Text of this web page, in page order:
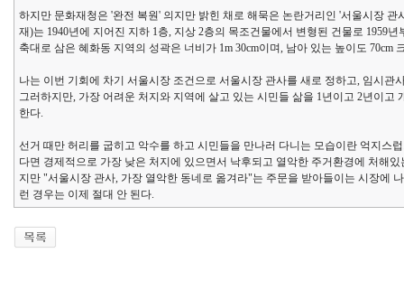
하지만 문화재청은 '완전 복원' 의지만 밝힌 채로 해묵은 논란거리인 '서울시장
재)는 1940년에 지어진 지하 1층, 지상 2층의 목조건물에서 변형된 건물로 1959
축대로 삼은 혜화동 지역의 성곽은 너비가 1m 30cm이며, 남아 있는 높이도 70cm
나는 이번 기회에 차기 서울시장 조건으로 서울시장 관사를 새로 정하고, 임시
그러하지만, 가장 어려운 처지와 지역에 살고 있는 시민들 삶을 1년이고 2년이
한다.
선거 때만 허리를 굽히고 악수를 하고 시민들을 만나러 다니는 모습이란 억지스
다면 경제적으로 가장 낮은 처지에 있으면서 낙후되고 열악한 주거환경에 처해
지만 "서울시장 관사, 가장 열악한 동네로 옮겨라"는 주문을 받아들이는 시장에
런 경우는 이제 절대 안 된다.